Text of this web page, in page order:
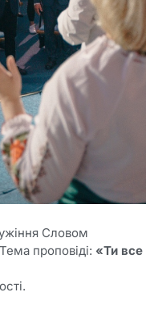
Словом
проповіді: «Ти все